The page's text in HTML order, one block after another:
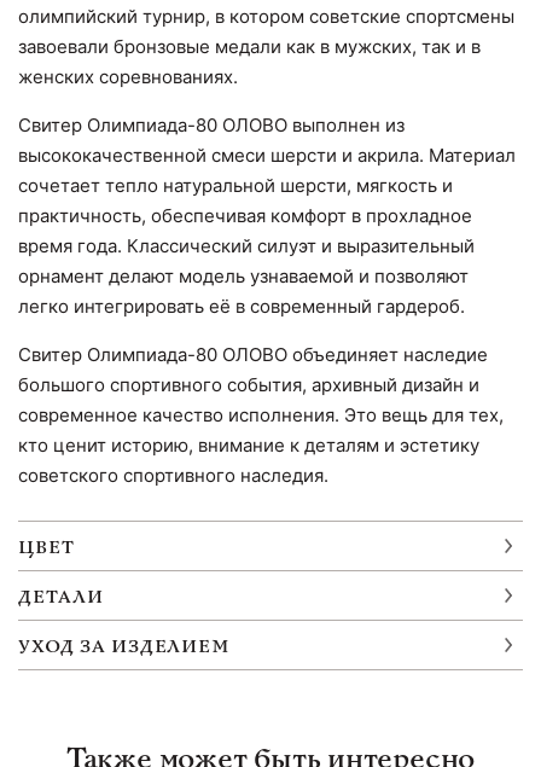
олимпийский турнир, в котором советские спортсмены
завоевали бронзовые медали как в мужских, так и в
женских соревнованиях.
Свитер Олимпиада-80 ОЛОВО выполнен из
высококачественной смеси шерсти и акрила. Материал
сочетает тепло натуральной шерсти, мягкость и
практичность, обеспечивая комфорт в прохладное
время года. Классический силуэт и выразительный
орнамент делают модель узнаваемой и позволяют
легко интегрировать её в современный гардероб.
Свитер Олимпиада-80 ОЛОВО объединяет наследие
большого спортивного события, архивный дизайн и
современное качество исполнения. Это вещь для тех,
кто ценит историю, внимание к деталям и эстетику
советского спортивного наследия.
ЦВЕТ
ДЕТАЛИ
УХОД ЗА ИЗДЕЛИЕМ
Также может быть интересно